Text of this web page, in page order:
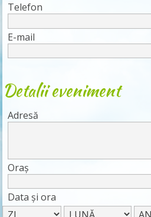
Telefon
E-mail
Detalii eveniment
Adresă
Oraș
Data și ora